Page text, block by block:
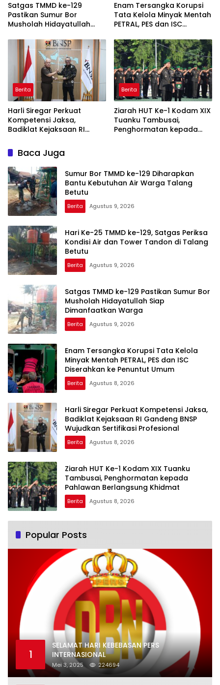
Satgas TMMD ke-129
Pastikan Sumur Bor
Musholah Hidayatullah
Enam Tersangka Korupsi
Tata Kelola Minyak Mentah
PETRAL, PES dan ISC
Umum
Berita
Harli Siregar Perkuat
Kompetensi Jaksa,
Badiklat Kejaksaan RI
Sertifikasi Profesional
Berita
Ziarah HUT Ke-1 Kodam XIX
Tuanku Tambusai,
Penghormatan kepada
Baca Juga
Sumur Bor TMMD ke-129 Diharapkan
Bantu Kebutuhan Air Warga Talang
Betutu
Berita Agustus 9, 2026
Hari Ke-25 TMMD ke-129, Satgas Periksa
Kondisi Air dan Tower Tandon di Talang
Betutu
Berita Agustus 9, 2026
Satgas TMMD ke-129 Pastikan Sumur Bor
Musholah Hidayatullah Siap
Dimanfaatkan Warga
Berita Agustus 9, 2026
Enam Tersangka Korupsi Tata Kelola
Minyak Mentah PETRAL, PES dan ISC
Diserahkan ke Penuntut Umum
Berita Agustus 8, 2026
Harli Siregar Perkuat Kompetensi Jaksa,
Badiklat Kejaksaan RI Gandeng BNSP
Wujudkan Sertifikasi Profesional
Berita Agustus 8, 2026
Ziarah HUT Ke-1 Kodam XIX Tuanku
Tambusai, Penghormatan kepada
Pahlawan Berlangsung Khidmat
Berita Agustus 8, 2026
Popular Posts
1
SELAMAT HARI KEBEBASAN PERS
INTERNASIONAL
Mei 3, 2025 224694